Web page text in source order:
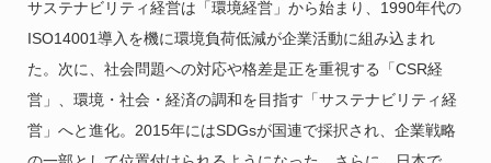
サステナビリティ経営は「環境経営」から始まり、1990年代の
ISO14001導入を機に環境負荷低減が企業活動に組み込まれ
た。次に、社会問題への対応や格差是正を重視する「CSR経
営」、環境・社会・経済の調和を目指す「サステナビリティ経
営」へと進化。2015年にはSDGsが国連で採択され、企業戦略